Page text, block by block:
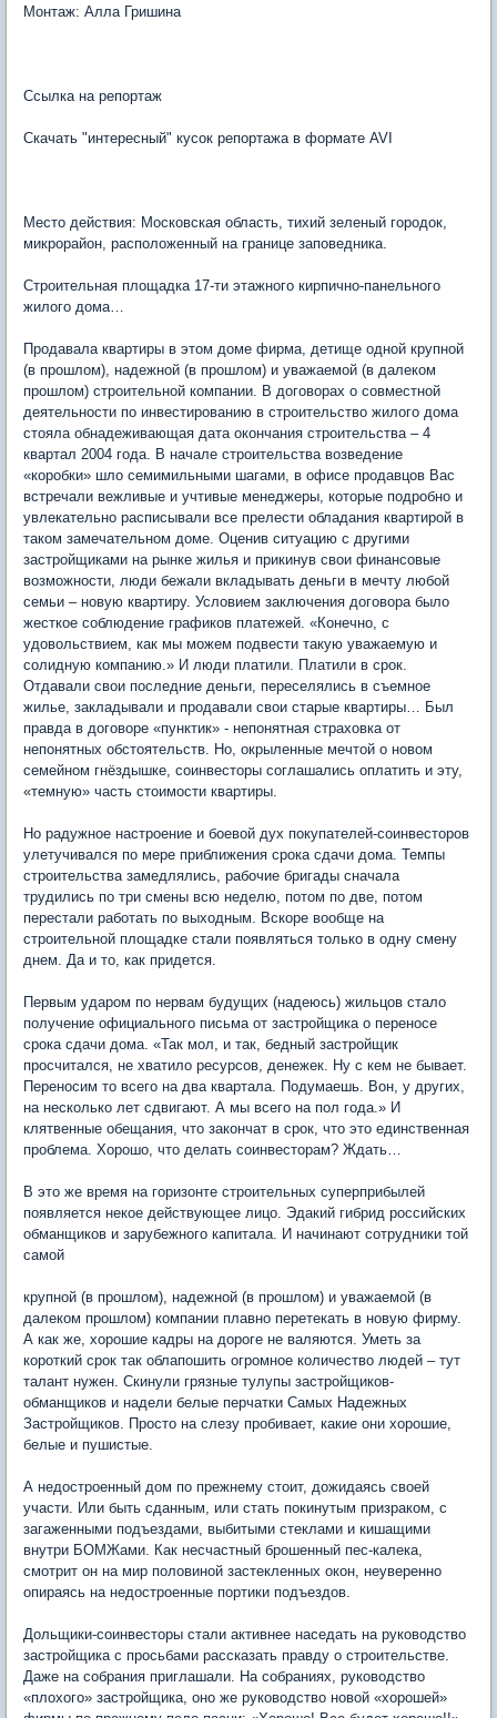
Монтаж: Алла Гришина
Ссылка на репортаж
Скачать "интересный" кусок репортажа в формате AVI
Место действия: Московская область, тихий зеленый городок,
микрорайон, расположенный на границе заповедника.
Строительная площадка 17-ти этажного кирпично-панельного
жилого дома…
Продавала квартиры в этом доме фирма, детище одной крупной
(в прошлом), надежной (в прошлом) и уважаемой (в далеком
прошлом) строительной компании. В договорах о совместной
деятельности по инвестированию в строительство жилого дома
стояла обнадеживающая дата окончания строительства – 4
квартал 2004 года. В начале строительства возведение
«коробки» шло семимильными шагами, в офисе продавцов Вас
встречали вежливые и учтивые менеджеры, которые подробно и
увлекательно расписывали все прелести обладания квартирой в
таком замечательном доме. Оценив ситуацию с другими
застройщиками на рынке жилья и прикинув свои финансовые
возможности, люди бежали вкладывать деньги в мечту любой
семьи – новую квартиру. Условием заключения договора было
жесткое соблюдение графиков платежей. «Конечно, с
удовольствием, как мы можем подвести такую уважаемую и
солидную компанию.» И люди платили. Платили в срок.
Отдавали свои последние деньги, переселялись в съемное
жилье, закладывали и продавали свои старые квартиры… Был
правда в договоре «пунктик» - непонятная страховка от
непонятных обстоятельств. Но, окрыленные мечтой о новом
семейном гнёздышке, соинвесторы соглашались оплатить и эту,
«темную» часть стоимости квартиры.
Но радужное настроение и боевой дух покупателей-соинвесторов
улетучивался по мере приближения срока сдачи дома. Темпы
строительства замедлялись, рабочие бригады сначала
трудились по три смены всю неделю, потом по две, потом
перестали работать по выходным. Вскоре вообще на
строительной площадке стали появляться только в одну смену
днем. Да и то, как придется.
Первым ударом по нервам будущих (надеюсь) жильцов стало
получение официального письма от застройщика о переносе
срока сдачи дома. «Так мол, и так, бедный застройщик
просчитался, не хватило ресурсов, денежек. Ну с кем не бывает.
Переносим то всего на два квартала. Подумаешь. Вон, у других,
на несколько лет сдвигают. А мы всего на пол года.» И
клятвенные обещания, что закончат в срок, что это единственная
проблема. Хорошо, что делать соинвесторам? Ждать…
В это же время на горизонте строительных суперприбылей
появляется некое действующее лицо. Эдакий гибрид российских
обманщиков и зарубежного капитала. И начинают сотрудники той
самой
крупной (в прошлом), надежной (в прошлом) и уважаемой (в
далеком прошлом) компании плавно перетекать в новую фирму.
А как же, хорошие кадры на дороге не валяются. Уметь за
короткий срок так облапошить огромное количество людей – тут
талант нужен. Скинули грязные тулупы застройщиков-
обманщиков и надели белые перчатки Самых Надежных
Застройщиков. Просто на слезу пробивает, какие они хорошие,
белые и пушистые.
А недостроенный дом по прежнему стоит, дожидаясь своей
участи. Или быть сданным, или стать покинутым призраком, с
загаженными подъездами, выбитыми стеклами и кишащими
внутри БОМЖами. Как несчастный брошенный пес-калека,
смотрит он на мир половиной застекленных окон, неуверенно
опираясь на недостроенные портики подъездов.
Дольщики-соинвесторы стали активнее наседать на руководство
застройщика с просьбами рассказать правду о строительстве.
Даже на собрания приглашали. На собраниях, руководство
«плохого» застройщика, оно же руководство новой «хорошей»